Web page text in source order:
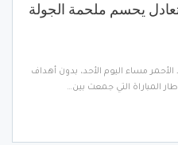
يحسم ملحمة الجولة
الأحمر مساء اليوم الأحد، بدون أهداف
المباراة التي جمعت بين…